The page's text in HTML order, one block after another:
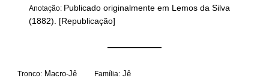
Anotação: Publicado originalmente em Lemos da Silva
(1882). [Republicação]
——————
Tronco: Macro-Jê Família: Jê